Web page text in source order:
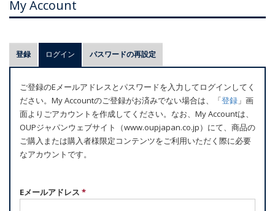
My Account
プ
ラ
マ
リ
ー
タ
ブ
登録 ログイン (アクティブなタブ)
パスワードの再設定
ご登録のEメールアドレスとパスワードを入力してログインしてく
ださい。My Accountのご登録がお済みでない場合は、「登録 」画
面よりごアカウントを作成してください。なお、My Accountは、
OUPジャパンウェブサイト（www.oupjapan.co.jp）にて、商品の
ご購入または購入者様限定コンテンツをご利用いただく際に必要
なアカウントです。
Eメールアドレス *